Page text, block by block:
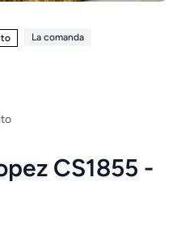
La comanda
CS1855 -